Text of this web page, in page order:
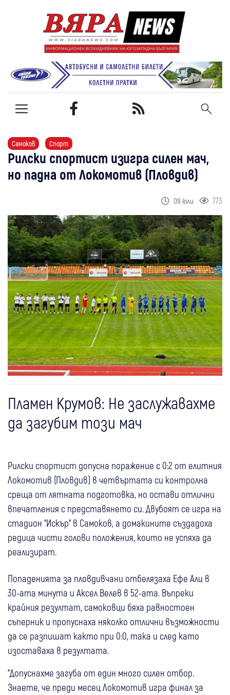
Самоков Спорт
Рилски спортист изигра силен мач,
но падна от Локомотив (Пловдив)
09 юли 773
Пламен Крумов: Не заслужавахме
да загубим този мач
Рилски спортист допусна поражение с 0:2 от елитния
Локомотив (Пловдив) в четвъртата си контролна
среща от лятната подготовка, но остави отлични
впечатления с представянето си. Двубоят се игра на
стадион “Искър“ в Самоков, а домакините създадоха
редица чисти голови положения, които не успяха да
реализират.
Попаденията за пловдивчани отбелязаха Ефе Али в
30-ата минута и Аксел Велев в 52-ата. Въпреки
крайния резултат, самоковци бяха равностоен
съперник и пропуснаха няколко отлични възможности
да се разпишат както при 0:0, така и след като
изоставаха в резултата.
“Допуснахме загуба от един много силен отбор.
Знаете, че преди месец Локомотив игра финал за